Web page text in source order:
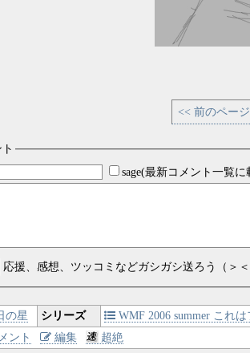
<< 前のペー
sage(最新コメント一覧
応援、感想、ツッコミなどガシガシ送ろう（＞＜
の星 シリーズ WMF 2006 summer これ
ント 編集 超絶